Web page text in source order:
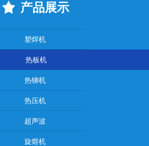
产品展示
塑焊机
热板机
热铆机
热压机
超声波
旋熔机